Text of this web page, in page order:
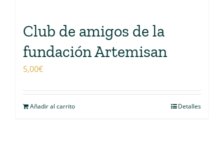
Club de amigos de la
fundación Artemisan
5,00€
Añadir al carrito Detalles